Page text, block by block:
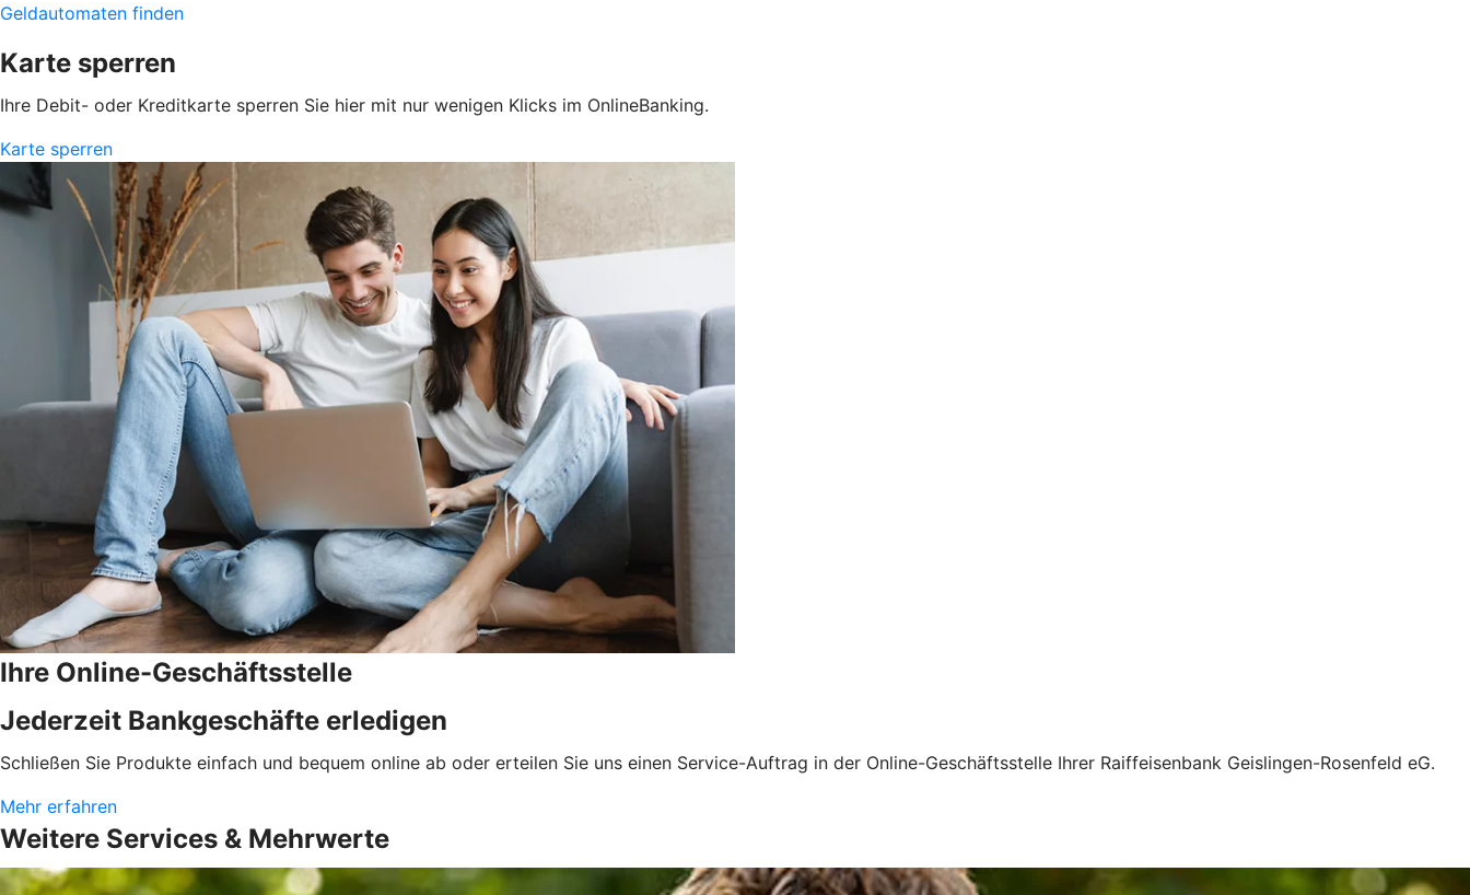
Geldautomaten finden
Karte sperren
Ihre Debit- oder Kreditkarte sperren Sie hier mit nur wenigen Klicks im OnlineBanking.
Karte sperren
Ihre Online-Geschäftsstelle
Jederzeit Bankgeschäfte erledigen
Schließen Sie Produkte einfach und bequem online ab oder erteilen Sie uns einen Service-Auftrag in der Online-Geschäftsstelle Ihrer Raiffeisenbank Geislingen-Rosenfeld eG.
Mehr erfahren
Weitere Services & Mehrwerte